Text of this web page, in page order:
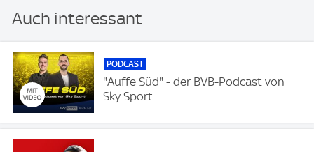
Auch interessant
PODCAST
"Auffe Süd" - der BVB-Podcast von
Sky Sport